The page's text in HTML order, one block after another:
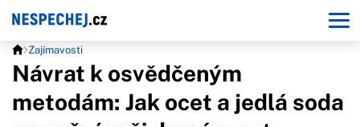
Zajímavosti
Návrat k osvědčeným
metodám: Jak ocet a jedlá soda